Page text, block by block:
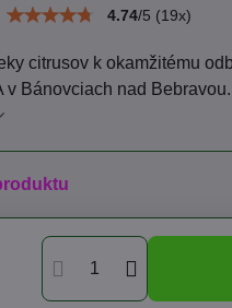
4.74/5 (19x)
citrusov k okamžitému
v Bánovciach nad